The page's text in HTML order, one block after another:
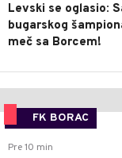
Levski se oglasio:
bugarskog
meč sa Borcem!
FK BORAC
Pre 10 min